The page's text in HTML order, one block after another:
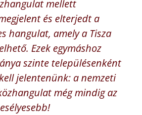
mellett
és elterjedt a
hangulat, amely a Tisza
Ezek egymáshoz
szinte településenként
jelentenünk: a nemzeti
még mindig az